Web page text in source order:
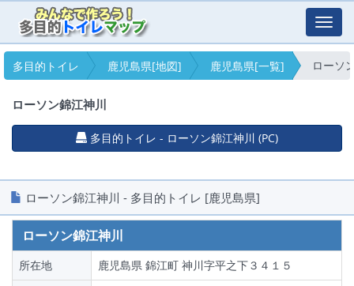
多目的トイレ
鹿児島県[地図] 鹿児島県[一覧] ローソ
ローソン錦江神川
多目的トイレ - ローソン錦江神川 (PC)
ローソン錦江神川 - 多目的トイレ [鹿児島県]
ローソン錦江神川
所在地
鹿児島県 錦江町 神川字平之下３４１５